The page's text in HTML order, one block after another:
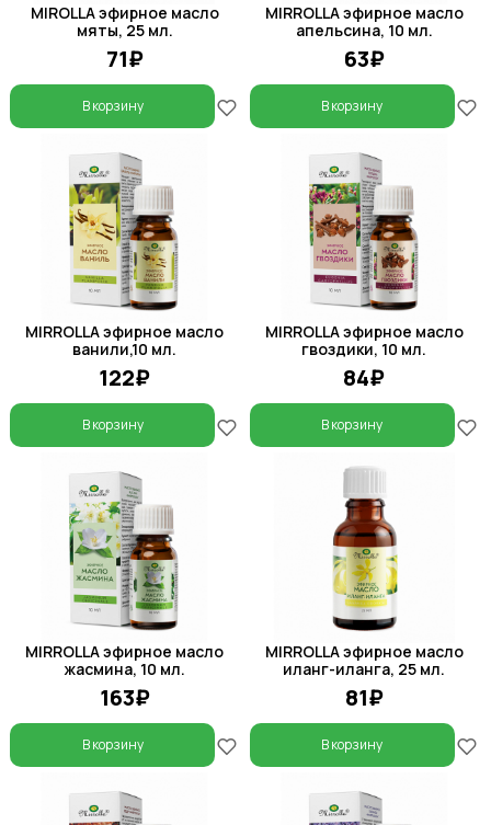
MIROLLA эфирное масло
мяты, 25 мл.
71₽
В корзину
MIRROLLA эфирное масло
апельсина, 10 мл.
63₽
В корзину
MIRROLLA эфирное масло
ванили,10 мл.
122₽
В корзину
MIRROLLA эфирное масло
гвоздики, 10 мл.
84₽
В корзину
MIRROLLA эфирное масло
жасмина, 10 мл.
163₽
В корзину
MIRROLLA эфирное масло
иланг-иланга, 25 мл.
81₽
В корзину